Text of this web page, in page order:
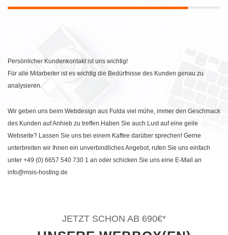
Persönlicher Kundenkontakt ist uns wichtig!
Für alle Mitarbeiter ist es wichtig die Bedürfnisse des Kunden genau zu
analysieren.
Wir geben uns beim Webdesign aus Fulda viel mühe, immer den Geschmack
des Kunden auf Anhieb zu treffen.Haben Sie auch Lust auf eine geile
Webseite? Lassen Sie uns bei einem Kaffee darüber sprechen! Gerne
unterbreiten wir Ihnen ein unverbindliches Angebot, rufen Sie uns einfach
unter +49 (0) 6657 540 730 1 an oder schicken Sie uns eine E-Mail an
info@msis-hosting.de
JETZT SCHON AB 690€*